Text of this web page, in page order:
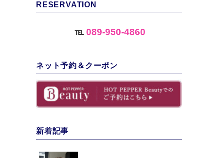
RESERVATION
℡ 089-950-4860
ネット予約＆クーポン
新着記事